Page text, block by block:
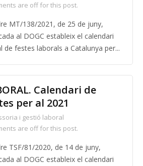
are off for this post.
MT/138/2021, de 25 de juny,
al DOGC estableix el calendari
de festes laborals a Catalunya per...
Calendari de
per al 2021
i gestió laboral
are off for this post.
TSF/81/2020, de 14 de juny,
al DOGC estableix el calendari